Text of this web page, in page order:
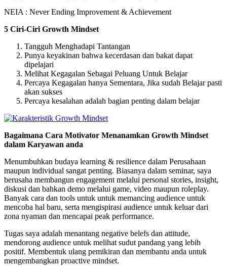
NEIA : Never Ending Improvement & Achievement
5 Ciri-Ciri Growth Mindset
Tangguh Menghadapi Tantangan
Punya keyakinan bahwa kecerdasan dan bakat dapat
dipelajari
Melihat Kegagalan Sebagai Peluang Untuk Belajar
Percaya Kegagalan hanya Sementara, Jika sudah Belajar pasti
akan sukses
Percaya kesalahan adalah bagian penting dalam belajar
Bagaimana Cara Motivator Menanamkan Growth Mindset
dalam Karyawan anda
Menumbuhkan budaya learning & resilience dalam Perusahaan
maupun individual sangat penting. Biasanya dalam seminar, saya
berusaha membangun engagement melalui personal stories, insight,
diskusi dan bahkan demo melalui game, video maupun roleplay.
Banyak cara dan tools untuk untuk memancing audience untuk
mencoba hal baru, serta mengispirasi audience untuk keluar dari
zona nyaman dan mencapai peak performance.
Tugas saya adalah menantang negative belefs dan attitude,
mendorong audience untuk melihat sudut pandang yang lebih
positif. Membentuk ulang pemikiran dan membantu anda untuk
mengembangkan proactive mindset.